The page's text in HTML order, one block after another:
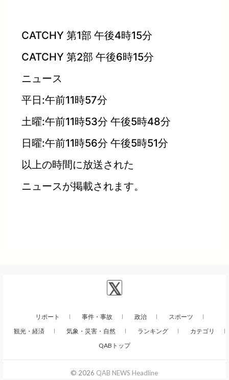
CATCHY 第1部 午後4時15分
CATCHY 第2部 午後6時15分
ニュース
平日:午前11時57分
土曜:午前11時53分 午後5時48分
日曜:午前11時56分 午後5時51分
以上の時間に放送された
ニュースが掲載されます。
リポート 事件・事故 政治
スポーツ
観光・経済
気象・災害・自然 ランキング
カテゴリ
QABトップ
© 2026 QAB NEWS Headline